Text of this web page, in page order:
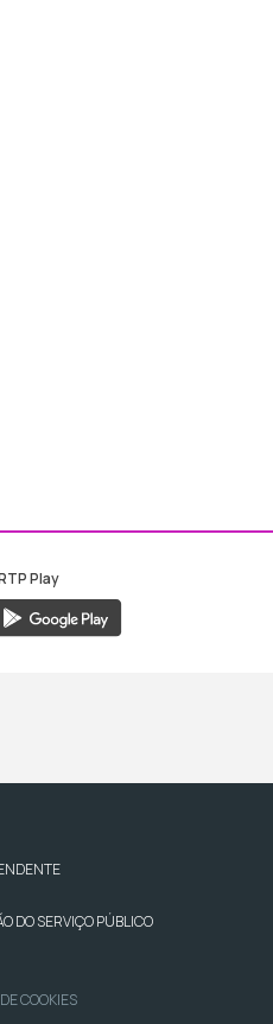
Play
DO SERVIÇO PÚBLICO
COOKIES